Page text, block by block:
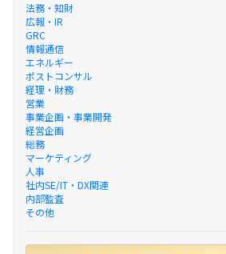
法務・知財
広報・IR
GRC
情報通信
エネルギー
ポストコンサル
経理・財務
営業
事業企画・事業開発
経営企画
総務
マーケティング
人事
社内SE/IT・DX関連
内部監査
その他